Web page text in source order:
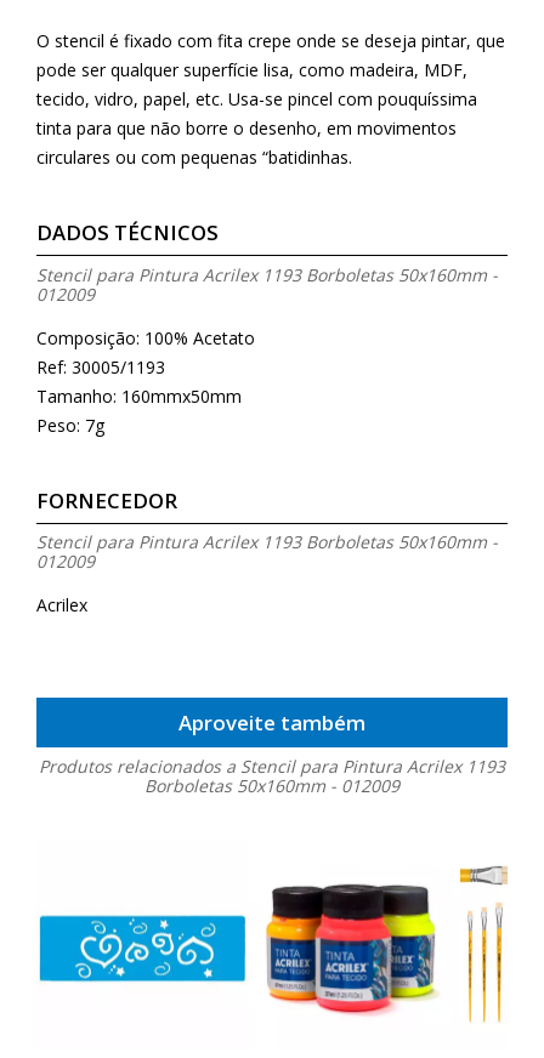
O stencil é fixado com fita crepe onde se deseja pintar, que
pode ser qualquer superfície lisa, como madeira, MDF,
tecido, vidro, papel, etc. Usa-se pincel com pouquíssima
tinta para que não borre o desenho, em movimentos
circulares ou com pequenas “batidinhas.
DADOS TÉCNICOS
Stencil para Pintura Acrilex 1193 Borboletas 50x160mm -
012009
Composição: 100% Acetato
Ref: 30005/1193
Tamanho: 160mmx50mm
Peso: 7g
FORNECEDOR
Stencil para Pintura Acrilex 1193 Borboletas 50x160mm -
012009
Acrilex
Aproveite também
Produtos relacionados a Stencil para Pintura Acrilex 1193
Borboletas 50x160mm - 012009